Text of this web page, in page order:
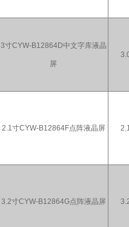
3寸CYW-B12864D中文字库液晶
屏
2.1寸CYW-B12864F点阵液晶屏
3.2寸CYW-B12864G点阵液晶屏